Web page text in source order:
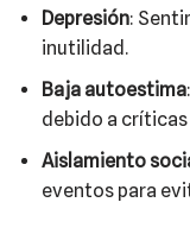
Depresión:
inutilidad.​
Baja autoestima
debido a
Aislamiento
eventos para